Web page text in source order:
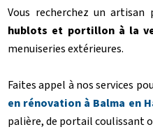
Vous recherchez un artisan
hublots et portillon à la
menuiseries extérieures.
Faites appel à nos services
en rénovation à Balma en
palière, de portail coulissant